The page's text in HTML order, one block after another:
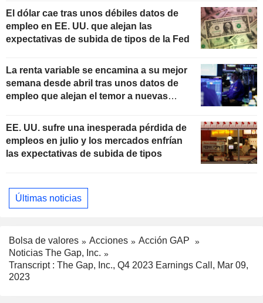
El dólar cae tras unos débiles datos de
empleo en EE. UU. que alejan las
expectativas de subida de tipos de la Fed
La renta variable se encamina a su mejor
semana desde abril tras unos datos de
empleo que alejan el temor a nuevas
EE. UU. sufre una inesperada pérdida de
empleos en julio y los mercados enfrían
las expectativas de subida de tipos
Últimas noticias
Bolsa de valores Acciones
Acción GAP
Noticias The Gap, Inc.
Transcript : The Gap, Inc., Q4 2023 Earnings Call, Mar 09,
2023